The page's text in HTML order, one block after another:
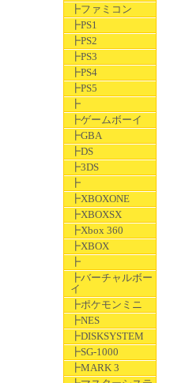
┣ファミコン
┣PS1
┣PS2
┣PS3
┣PS4
┣PS5
┣
┣ゲームボーイ
┣GBA
┣DS
┣3DS
┣
┣XBOXONE
┣XBOXSX
┣Xbox 360
┣XBOX
┣
┣バーチャルボー
イ
┣ポケモンミニ
┣NES
┣DISKSYSTEM
┣SG-1000
┣MARK 3